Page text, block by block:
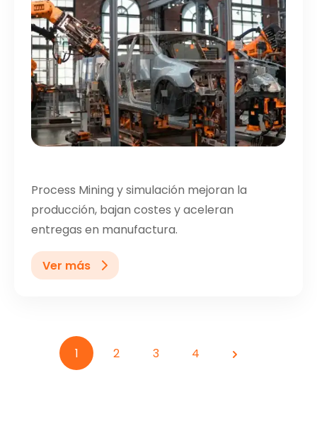
Process Mining y simulación mejoran la
producción, bajan costes y aceleran
entregas en manufactura.
Ver más
1 2 3 4
Siguiente